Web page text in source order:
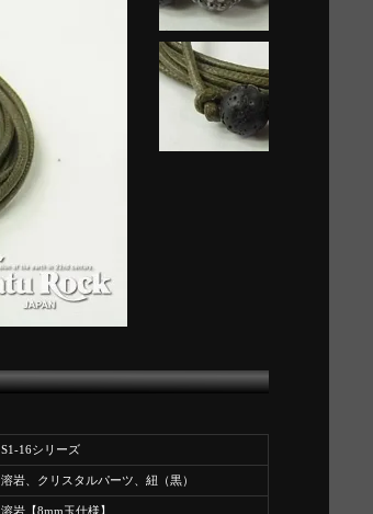
S1-16シリーズ
溶岩、クリスタルパーツ、紐（黒）
溶岩【8mm玉仕様】